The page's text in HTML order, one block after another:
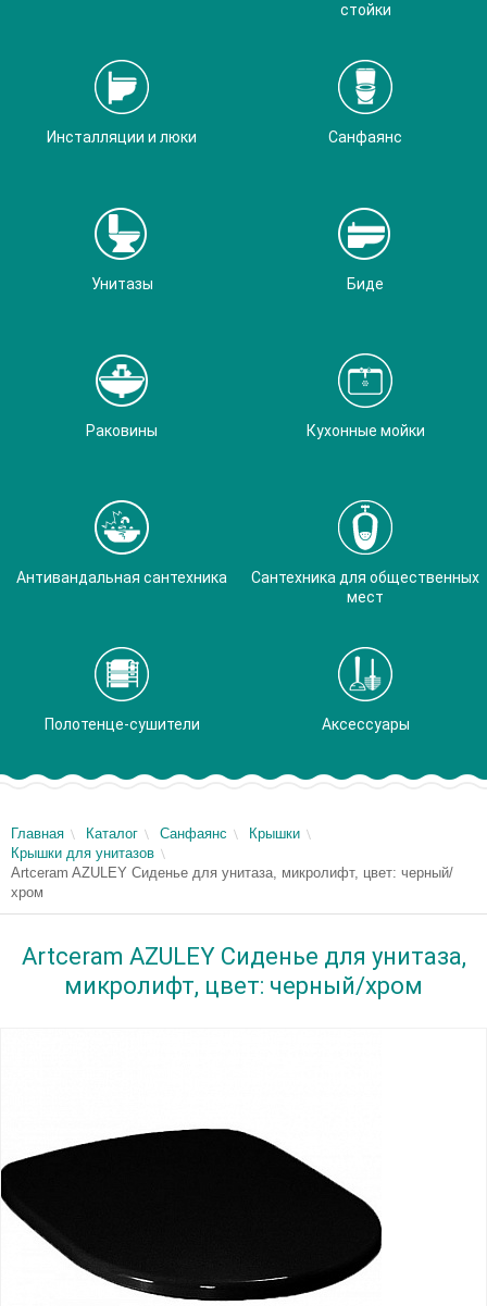
стойки
Инсталляции и люки Санфаянс
Унитазы Биде
Раковины Кухонные мойки
Антивандальная сантехника
Сантехника для общественных
мест
Полотенце-сушители Аксессуары
Главная Каталог Санфаянс
Крышки
Крышки для унитазов
Artceram AZULEY Сиденье для унитаза, микролифт, цвет: черный/
хром
Artceram AZULEY Сиденье для унитаза,
микролифт, цвет: черный/хром